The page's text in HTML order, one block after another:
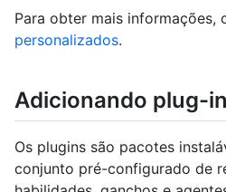
Para obter mais informações,
personalizados.
Adicionando plug-
Os plugins são pacotes
conjunto pré-configurado de